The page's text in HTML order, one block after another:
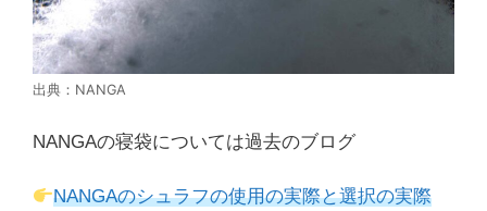
出典：NANGA
NANGAの寝袋については過去のブログ
NANGAのシュラフの使用の実際と選択の実際